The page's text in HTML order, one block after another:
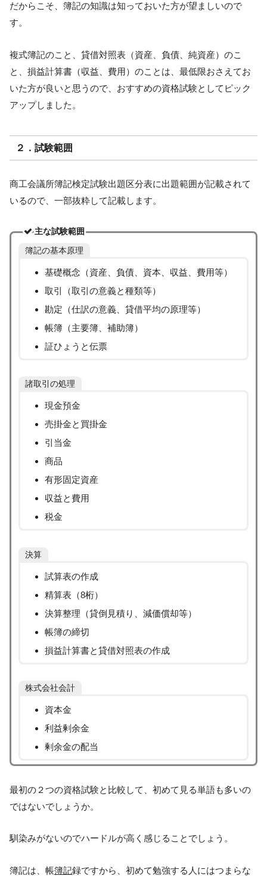
だからこそ、簿記の知識は知っておいた方が望ましいので
す。
複式簿記のこと、貸借対照表（資産、負債、純資産）のこ
と、損益計算書（収益、費用）のことは、最低限おさえてお
いた方が良いと思うので、おすすめの資格試験としてピック
アップしました。
２．試験範囲
商工会議所簿記検定試験出題区分表に出題範囲が記載されて
いるので、一部抜粋して記載します。
主な試験範囲
簿記の基本原理
基礎概念（資産、負債、資本、収益、費用等）
取引（取引の意義と種類等）
勘定（仕訳の意義、貸借平均の原理等）
帳簿（主要簿、補助簿）
証ひょうと伝票
諸取引の処理
現金預金
売掛金と買掛金
引当金
商品
有形固定資産
収益と費用
税金
決算
試算表の作成
精算表（8桁）
決算整理（貸倒見積り、減価償却等）
帳簿の締切
損益計算書と貸借対照表の作成
株式会社会計
資本金
利益剰余金
剰余金の配当
最初の２つの資格試験と比較して、初めて見る単語も多いの
ではないでしょうか。
馴染みがないのでハードルが高く感じることでしょう。
簿記は、帳簿記録ですから、初めて勉強する人にはつまらな